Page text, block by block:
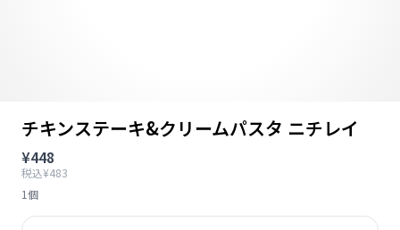
チキンステーキ&クリームパスタ ニチレイ
¥448
税込¥483
1個